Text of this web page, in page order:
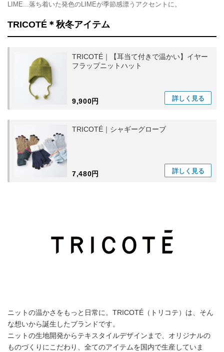
LIME...落ち着いた発色のLIMEが季節感漂うアクセントに。
TRICOTÉ＊秋冬アイテム
TRICOTÉ｜【耳当て付きで温かい】イヤー
フラップニットハット
9,900円 詳しく 見る
TRICOTÉ｜シャギーグローブ
7,480円 詳しく 見る
ニットの温かさをもっと日常に。TRICOTÉ（トリコテ）は、そん
な想いから誕生したブランドです。
ニットの生地開発からテキスタイルデザインまで、オリジナルの
ものづくりにこだわり、全てのアイテムを国内で生産していま